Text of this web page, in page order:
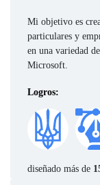
Mi objetivo es
particulares y
en una variedad
Microsoft.
Logros:
diseñado más de